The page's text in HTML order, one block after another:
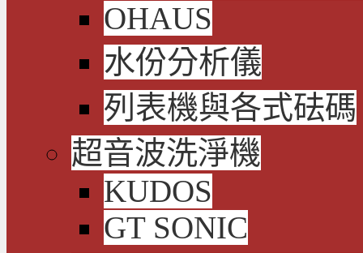
OHAUS
水份分析儀
列表機與各式砝碼
超音波洗淨機
KUDOS
GT SONIC